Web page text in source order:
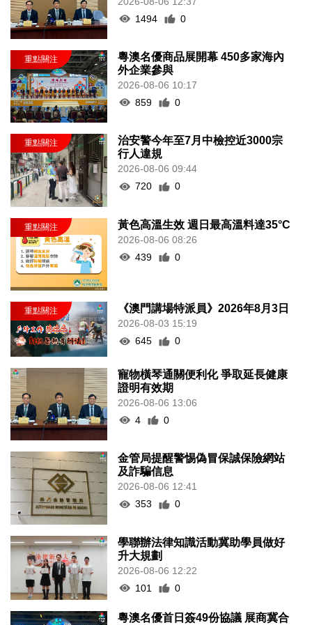
1494
0
粵澳名優商品展開幕 450多家海內
外企業參與
2026-08-06 10:17
859
0
治安警今年至7月中檢控近3000宗
行人違規
2026-08-06 09:44
720
0
黃色高溫生效 週日最高溫料達35°C
2026-08-06 08:26
439
0
《澳門講場特派員》2026年8月3日
2026-08-03 15:19
645
0
寵物橫琴通關便利化 爭取延長健康
證明有效期
2026-08-06 13:06
4
0
金管局提醒警惕偽冒保誠保險網站
及詐騙信息
2026-08-06 12:41
353
0
學聯辦法律知識活動冀助學員做好
升大規劃
2026-08-06 12:22
101
0
粵澳名優首日簽49份協議 展商冀合